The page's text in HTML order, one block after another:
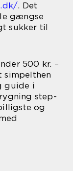
. Det
gængse
sukker til
500 kr. –
simpelthen
guide i
step-
og